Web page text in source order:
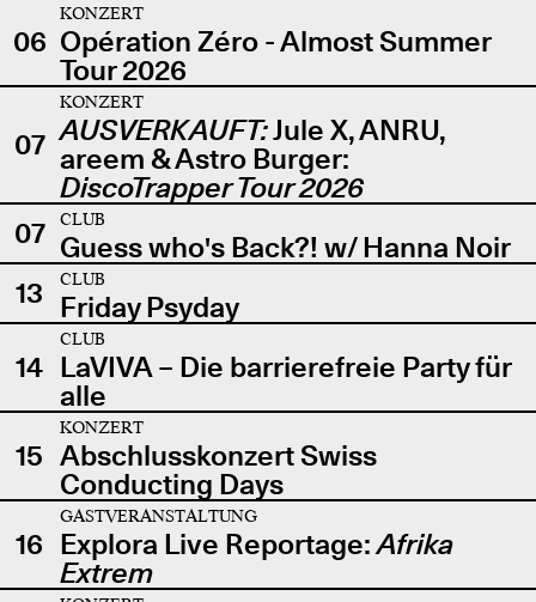
06
KONZERT
Opération Zéro - Almost Summer
Tour 2026
07
KONZERT
AUSVERKAUFT:Jule X, ANRU,
areem & Astro Burger:
DiscoTrapper Tour 2026
07
CLUB
Guess who's Back?! w/ Hanna Noir
13
CLUB
Friday Psyday
14
CLUB
LaVIVA – Die barrierefreie Party für
alle
15
KONZERT
Abschlusskonzert Swiss
Conducting Days
16
GASTVERANSTALTUNG
Explora Live Reportage:Afrika
Extrem